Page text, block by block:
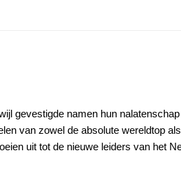
gevestigde namen hun
van zowel de absolute wereldtop
uit tot de nieuwe leiders van het